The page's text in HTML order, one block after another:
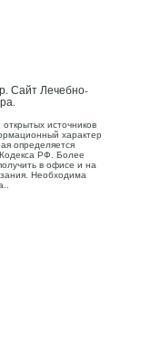
Сайт Лечебно-
источников
характер
определяется
РФ. Более
в офисе и на
Необходима